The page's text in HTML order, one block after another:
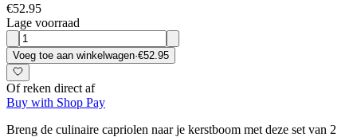
€52.95
Lage voorraad
Voeg toe aan winkelwagen·€52.95
Of reken direct af
Buy with Shop Pay
Breng de culinaire capriolen naar je kerstboom met deze set van 2